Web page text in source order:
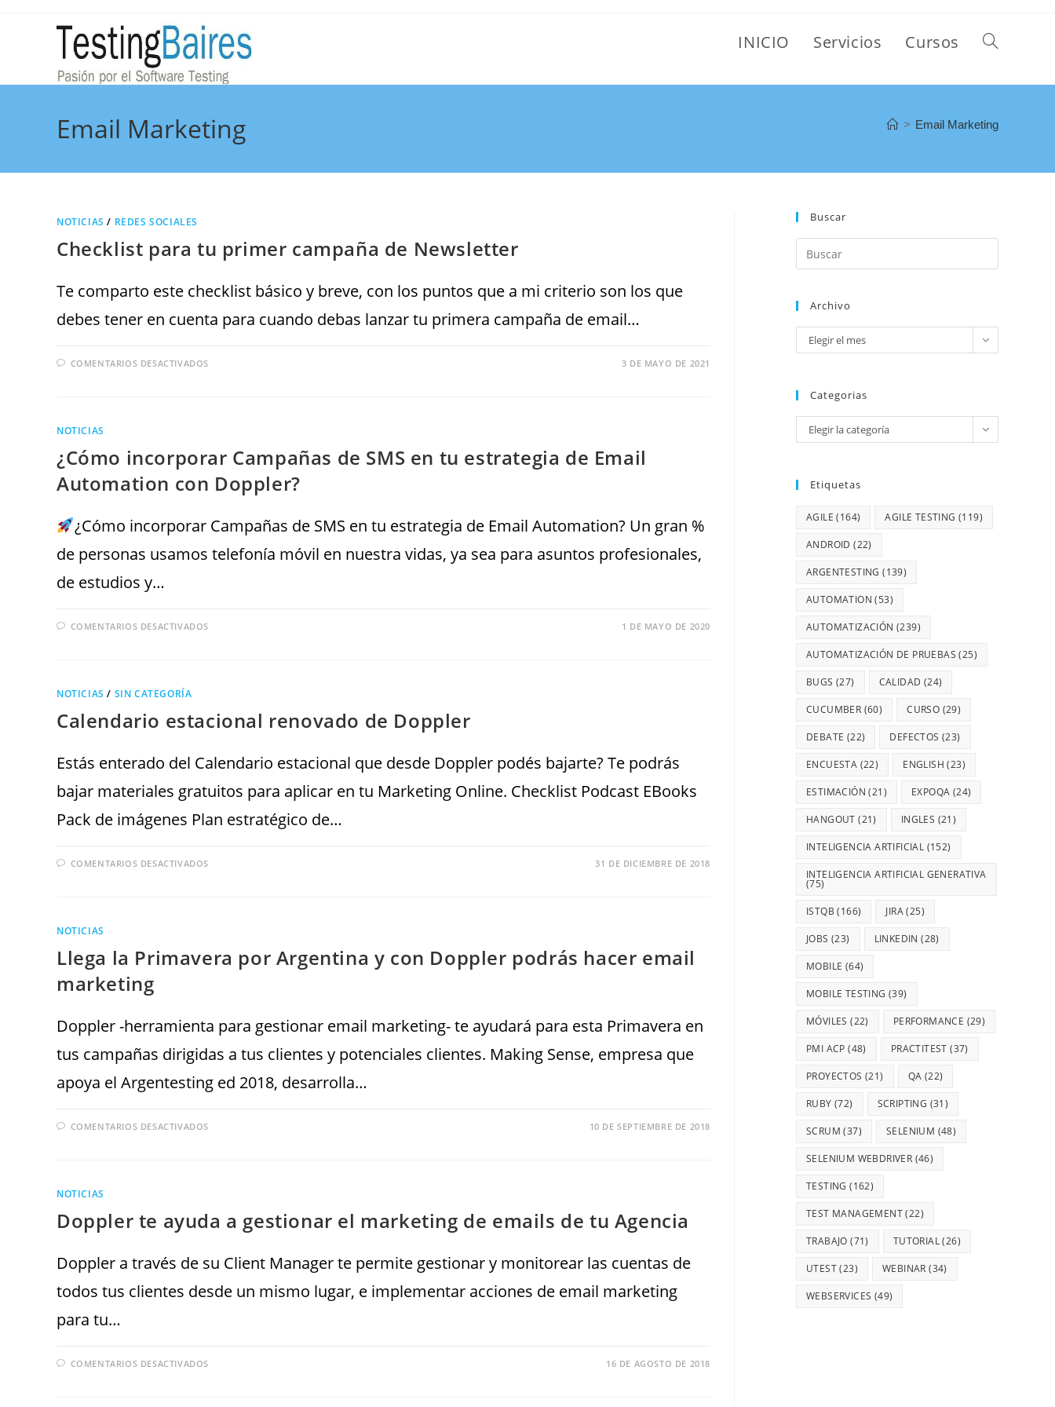
INICIO Servicios Cursos
Email Marketing > Email Marketing
NOTICIAS / REDES SOCIALES
Checklist para tu primer campaña de Newsletter
Te comparto este checklist básico y breve, con los puntos que a mi criterio son los que
debes tener en cuenta para cuando debas lanzar tu primera campaña de email…
COMENTARIOS DESACTIVADOS 3 DE MAYO DE 2021
NOTICIAS
¿Cómo incorporar Campañas de SMS en tu estrategia de Email
Automation con Doppler?
¿Cómo incorporar Campañas de SMS en tu estrategia de Email Automation? Un gran %
de personas usamos telefonía móvil en nuestra vidas, ya sea para asuntos profesionales,
de estudios y…
COMENTARIOS DESACTIVADOS 1 DE MAYO DE 2020
NOTICIAS / SIN CATEGORÍA
Calendario estacional renovado de Doppler
Estás enterado del Calendario estacional que desde Doppler podés bajarte? Te podrás
bajar materiales gratuitos para aplicar en tu Marketing Online. Checklist Podcast EBooks
Pack de imágenes Plan estratégico de…
COMENTARIOS DESACTIVADOS 31 DE DICIEMBRE DE 2018
NOTICIAS
Llega la Primavera por Argentina y con Doppler podrás hacer email
marketing
Doppler -herramienta para gestionar email marketing- te ayudará para esta Primavera en
tus campañas dirigidas a tus clientes y potenciales clientes. Making Sense, empresa que
apoya el Argentesting ed 2018, desarrolla…
COMENTARIOS DESACTIVADOS 10 DE SEPTIEMBRE DE 2018
NOTICIAS
Doppler te ayuda a gestionar el marketing de emails de tu Agencia
Doppler a través de su Client Manager te permite gestionar y monitorear las cuentas de
todos tus clientes desde un mismo lugar, e implementar acciones de email marketing
para tu…
COMENTARIOS DESACTIVADOS 16 DE AGOSTO DE 2018
Buscar
Archivo
Elegir el mes
Categorias
Elegir la categoría
Etiquetas
AGILE (164) AGILE TESTING (119)
ANDROID (22)
ARGENTESTING (139)
AUTOMATION (53)
AUTOMATIZACIÓN (239)
AUTOMATIZACIÓN DE PRUEBAS (25)
BUGS (27) CALIDAD (24)
CUCUMBER (60) CURSO (29)
DEBATE (22) DEFECTOS (23)
ENCUESTA (22) ENGLISH (23)
ESTIMACIÓN (21) EXPOQA (24)
HANGOUT (21) INGLES (21)
INTELIGENCIA ARTIFICIAL (152)
INTELIGENCIA ARTIFICIAL GENERATIVA
(75)
ISTQB (166) JIRA(25)
JOBS (23) LINKEDIN (28)
MOBILE (64)
MOBILE TESTING (39)
MÓVILES (22) PERFORMANCE (29)
PMI ACP (48) PRACTITEST (37)
PROYECTOS (21) QA (22)
RUBY (72) SCRIPTING (31)
SCRUM (37) SELENIUM (48)
SELENIUM WEBDRIVER (46)
TESTING (162)
TEST MANAGEMENT(22)
TRABAJO (71) TUTORIAL(26)
UTEST(23) WEBINAR (34)
WEBSERVICES (49)